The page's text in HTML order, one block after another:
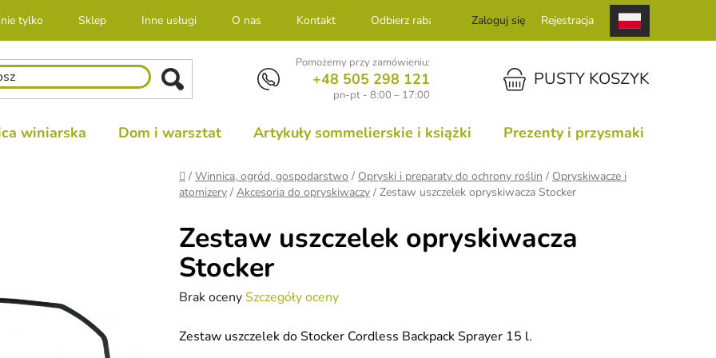
nie tylko Sklep Inne usługi O nas Kontakt Odbierz rabat Zaloguj się Rejestracja
Pomożemy przy zamówieniu:
+48 505 298 121
pn-pt - 8:00 – 17:00
KOSZYKPUSTY KOSZYK
winiarska Dom i warsztat Artykuły sommelierskie i książki Prezenty i przysmaki
Home
/ Winnica, ogród, gospodarstwo / Opryski i preparaty do ochrony roślin / Opryskiwacze i
atomizery / Akcesoria do opryskiwaczy / Zestaw uszczelek opryskiwacza Stocker
Zestaw uszczelek opryskiwacza
Stocker
Średnia
produktu
Brak ocenySzczegóły oceny
Zestaw uszczelek do Stocker Cordless Backpack Sprayer 15 l.